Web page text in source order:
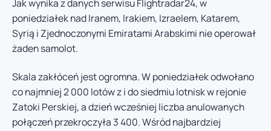
Jak wynika z danych serwisu Flightradar24, w
poniedziałek nad Iranem, Irakiem, Izraelem, Katarem,
Syrią i Zjednoczonymi Emiratami Arabskimi nie operował
żaden samolot.
Skala zakłóceń jest ogromna. W poniedziałek odwołano
co najmniej 2 000 lotów z i do siedmiu lotnisk w rejonie
Zatoki Perskiej, a dzień wcześniej liczba anulowanych
połączeń przekroczyła 3 400. Wśród najbardziej